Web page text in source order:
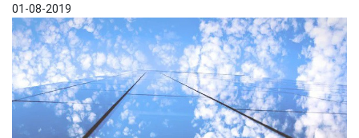
01-08-2019